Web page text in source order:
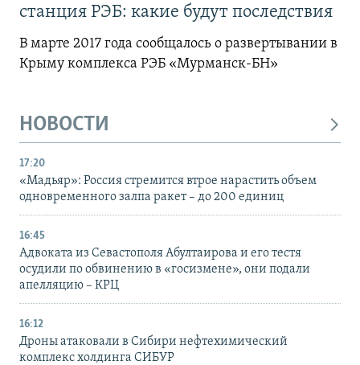
станция РЭБ: какие будут последствия
В марте 2017 года сообщалось о развертывании в
Крыму комплекса РЭБ «Мурманск-БН»
НОВОСТИ
17:20
«Мадьяр»: Россия стремится втрое нарастить объем
одновременного залпа ракет – до 200 единиц
16:45
Адвоката из Севастополя Абултаирова и его тестя
осудили по обвинению в «госизмене», они подали
апелляцию – КРЦ
16:12
Дроны атаковали в Сибири нефтехимический
комплекс холдинга СИБУР